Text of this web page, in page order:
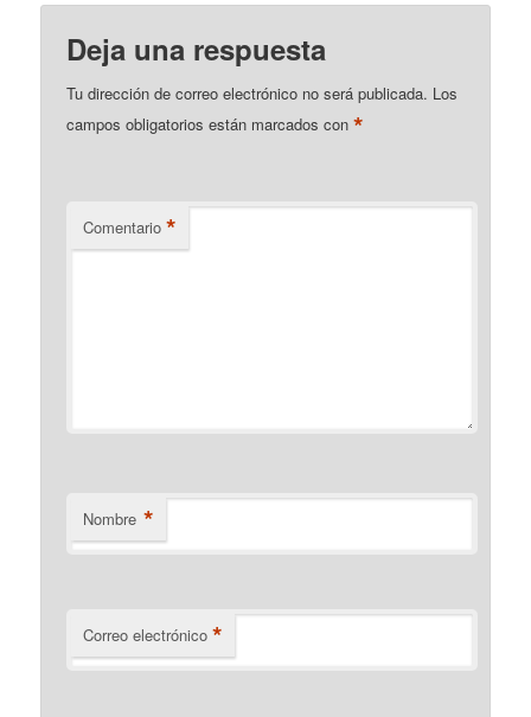
Deja una respuesta
Tu dirección de correo electrónico no será publicada. Los
campos obligatorios están marcados con*
Comentario *
Nombre *
Correo electrónico *